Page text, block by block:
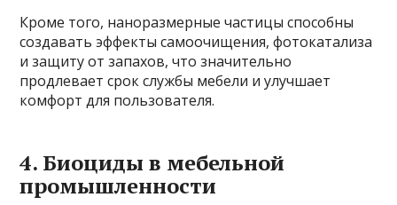
Кроме того, наноразмерные частицы способны
создавать эффекты самоочищения, фотокатализа
и защиту от запахов, что значительно
продлевает срок службы мебели и улучшает
комфорт для пользователя.
4. Биоциды в мебельной
промышленности